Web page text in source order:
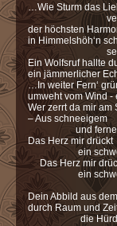
…Wie Sturm das
der höchsten
in Himmelshöh‘n
seine
Ein Wolfsruf hallte
ein jämmerlicher
…In weiter Fern‘
umweht vom Wind -
Wer zerrt da mir am
– Aus schneeigem
und fernem
Das Herz mir drückt
ein
Das Herz mir
ein
Dein Abbild aus
durch Raum und
die Hürden